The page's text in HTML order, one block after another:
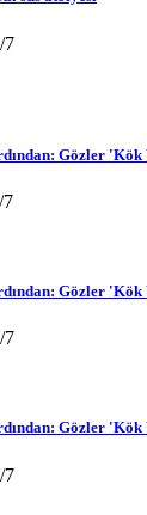
7
Gözler 'Kök
7
Gözler 'Kök
7
Gözler 'Kök
7